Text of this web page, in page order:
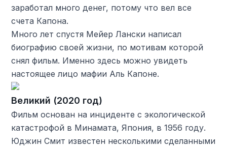
заработал много денег, потому что вел все
счета Капона.
Много лет спустя Мейер Лански написал
биографию своей жизни, по мотивам которой
снял фильм. Именно здесь можно увидеть
настоящее лицо мафии Аль Капоне.
Великий (2020 год)
Фильм основан на инциденте с экологической
катастрофой в Минамата, Япония, в 1956 году.
Юджин Смит известен несколькими сделанными